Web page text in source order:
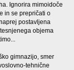
Ignorira mimoidoče
in se prepričati o
postavljena
objema
gimnazijo, smer
tehnične